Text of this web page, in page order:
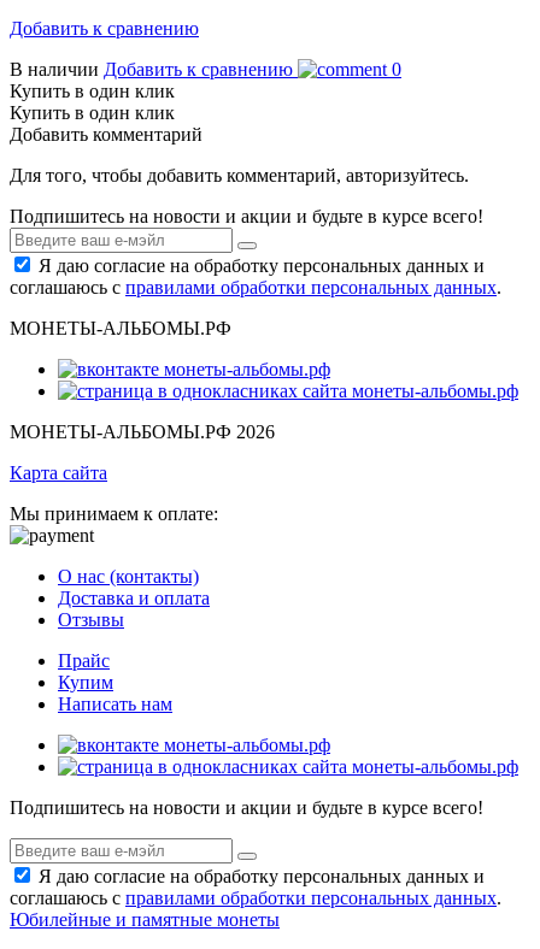
Добавить к сравнению
В наличии Добавить к сравнению
0
Купить в один клик
Купить в один клик
Добавить комментарий
Для того, чтобы добавить комментарий, авторизуйтесь.
Подпишитесь на новости и акции и будьте в курсе всего!
Я даю согласие на обработку персональных данных и
соглашаюсь с правилами обработки персональных данных.
МОНЕТЫ-АЛЬБОМЫ.РФ
МОНЕТЫ-АЛЬБОМЫ.РФ 2026
Карта сайта
Мы принимаем к оплате:
О нас (контакты)
Доставка и оплата
Отзывы
Прайс
Купим
Написать нам
Подпишитесь на новости и акции и будьте в курсе всего!
Я даю согласие на обработку персональных данных и
соглашаюсь с правилами обработки персональных данных.
Юбилейные и памятные монеты